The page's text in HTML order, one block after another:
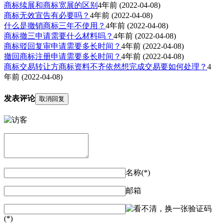
商标续展和商标宽展的区别 4年前 (2022-04-08)
商标无效宣告有必要吗？ 4年前 (2022-04-08)
什么是撤销商标三年不使用？ 4年前 (2022-04-08)
商标撤三申请需要什么材料吗？ 4年前 (2022-04-08)
商标驳回复审申请需要多长时间？ 4年前 (2022-04-08)
撤回商标注册申请需要多长时间？ 4年前 (2022-04-08)
商标交易转让方商标资料不齐依然想完成交易要如何处理？ 4
年前 (2022-04-08)
发表评论 取消回复
名称(*)
邮箱
验证码
(*)